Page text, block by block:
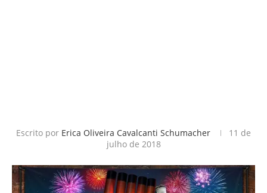
Escrito por Erica Oliveira Cavalcanti Schumacher
11 de
julho de 2018